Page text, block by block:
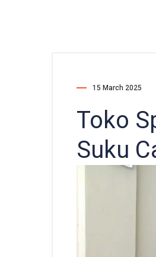
15 March 2025
Toko
Suku